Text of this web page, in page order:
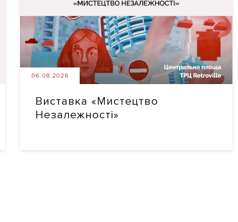
06.08.2026
Виставка «Мистецтво
Незалежності»